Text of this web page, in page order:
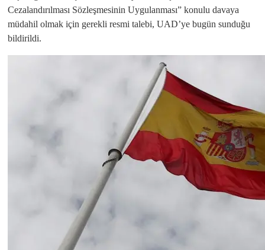
Cezalandırılması Sözleşmesinin Uygulanması” konulu davaya
müdahil olmak için gerekli resmi talebi, UAD’ye bugün sunduğu
bildirildi.